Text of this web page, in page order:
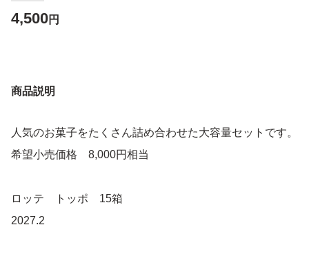
4,500円
商品説明
人気のお菓子をたくさん詰め合わせた大容量セットです。
希望小売価格 8,000円相当
ロッテ トッポ 15箱
2027.2